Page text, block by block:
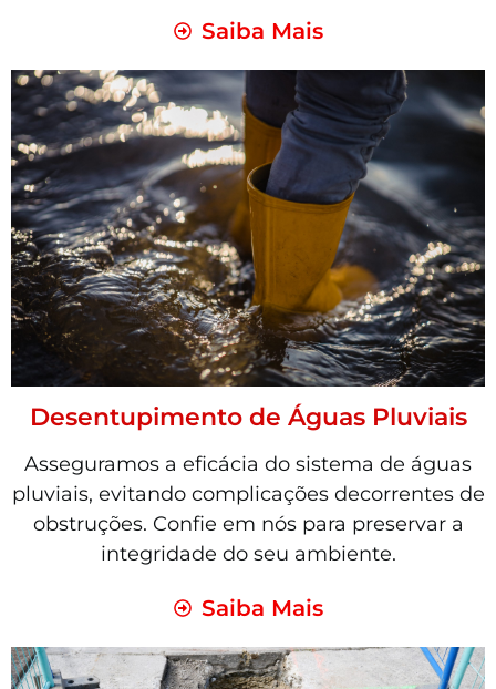
Saiba Mais
Desentupimento de Águas Pluviais
Asseguramos a eficácia do sistema de águas
pluviais, evitando complicações decorrentes de
obstruções. Confie em nós para preservar a
integridade do seu ambiente.
Saiba Mais